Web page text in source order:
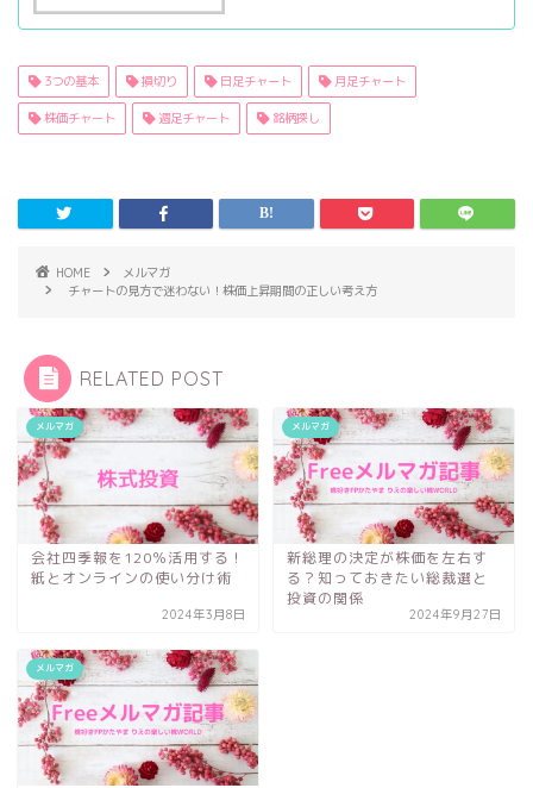
3つの基本 損切り 日足チャート 月足チャート
株価チャート 週足チャート 銘柄探し
HOME
メルマガ
チャートの見方で迷わない！株価上昇期間の正しい考え方
RELATED POST
メルマガ
会社四季報を120％活用する！
紙とオンラインの使い分け術
2024年3月8日
メルマガ
新総理の決定が株価を左右す
る？知っておきたい総裁選と
投資の関係
2024年9月27日
メルマガ